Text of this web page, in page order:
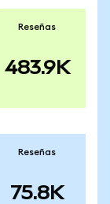
Reseñas
483.9K
Reseñas
75.8K